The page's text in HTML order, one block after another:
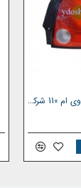
چراغ عقب راست ام وی ام 110 شرکتی